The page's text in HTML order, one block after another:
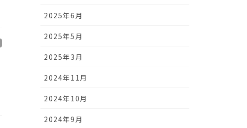
2025年6月
2025年5月
2025年3月
2024年11月
2024年10月
2024年9月